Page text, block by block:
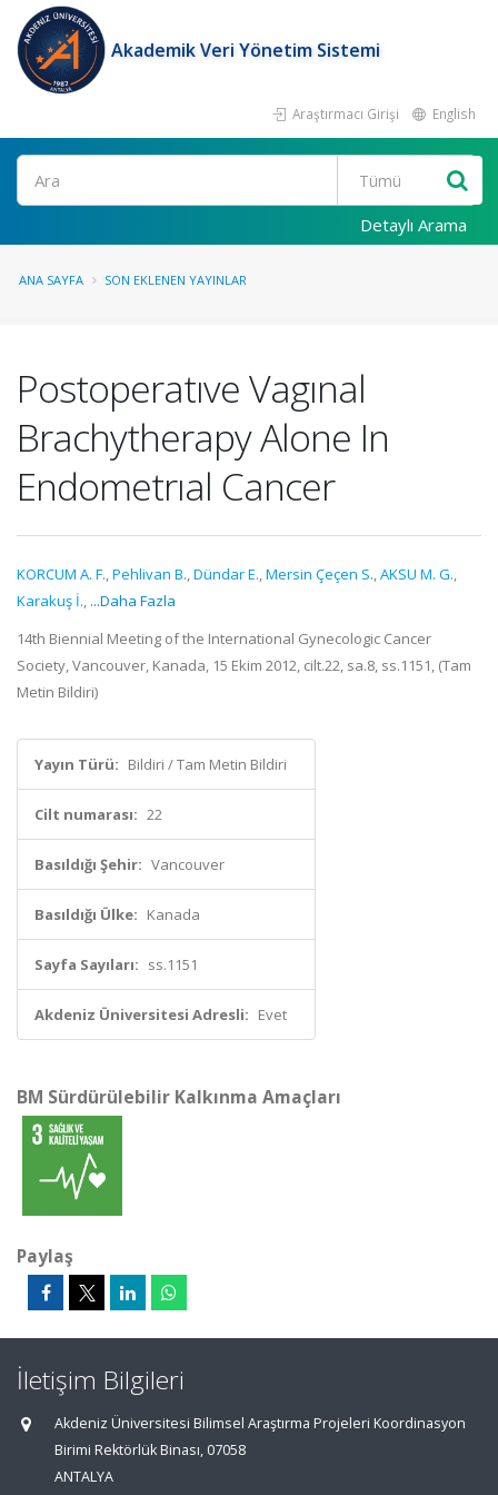
Akademik Veri Yönetim Sistemi
Araştırmacı Girişi English
Ara
Detaylı Arama
ANA SAYFA SON EKLENEN YAYINLAR
Postoperatıve Vagınal
Brachytherapy Alone In
Endometrıal Cancer
KORCUM A. F.,Pehlivan B.,Dündar E.,Mersin Çeçen S.,AKSU M. G.,
Karakuş İ., ...Daha Fazla
14th Biennial Meeting of the International Gynecologic Cancer
Society, Vancouver, Kanada, 15 Ekim 2012, cilt.22, sa.8, ss.1151, (Tam
Metin Bildiri)
Yayın Türü: Bildiri / Tam Metin Bildiri
Cilt numarası: 22
Basıldığı Şehir: Vancouver
Basıldığı Ülke: Kanada
Sayfa Sayıları: ss.1151
Akdeniz Üniversitesi Adresli: Evet
BM Sürdürülebilir Kalkınma Amaçları
Paylaş
İletişim Bilgileri
Akdeniz Üniversitesi Bilimsel Araştırma Projeleri Koordinasyon
Birimi Rektörlük Binası, 07058
ANTALYA